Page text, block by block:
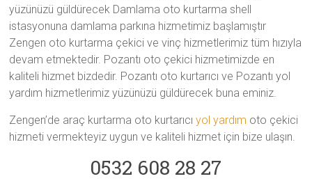
yüzünüzü güldürecek Damlama oto kurtarma shell
istasyonuna damlama parkına hizmetimiz başlamıştır
Zengen oto kurtarma çekici ve vinç hizmetlerimiz tüm hızıyla
devam etmektedir. Pozantı oto çekici hizmetimizde en
kaliteli hizmet bizdedir. Pozantı oto kurtarıcı ve Pozantı yol
yardım hizmetlerimiz yüzünüzü güldürecek buna eminiz.
Zengen’de araç kurtarma oto kurtarıcıyol yardım oto çekici
hizmeti vermekteyiz uygun ve kaliteli hizmet için bize ulaşın.
0532 608 28 27